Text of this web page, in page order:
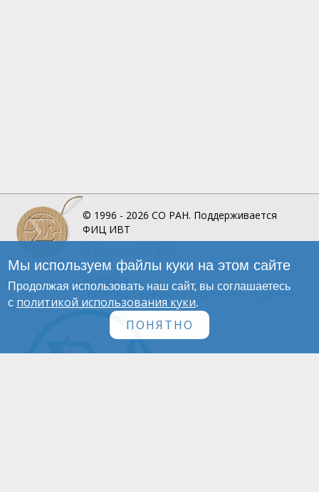
© 1996 - 2026 СО РАН. Поддерживается
ФИЦ ИВТ
Инфографика
Политика обработки персональных данных
Мы используем файлы куки на этом сайте
Продолжая использовать наш сайт, вы соглашаетесь
с политикой использования куки.
ПОНЯТНО